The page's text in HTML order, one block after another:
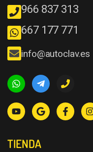
966 837 313
667 177 771
info@autoclav.es
TIENDA